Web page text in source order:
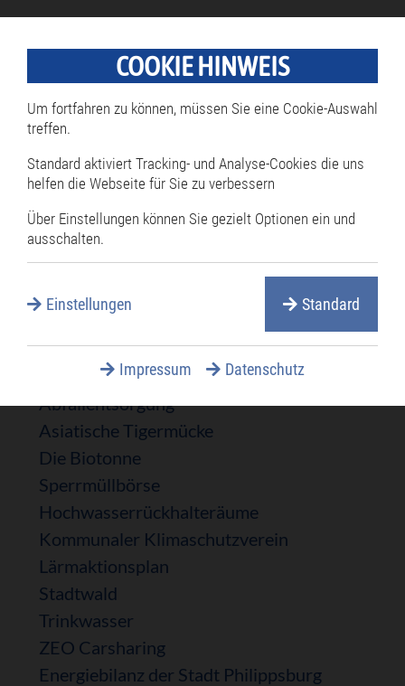
Bauleitplanung
Flächennutzungsplan
Bauliche
Grundstücksangebote
Gutachterausschuss
Bodenrichtwerte
Abfallentsorgung
Asiatische Tigermücke
Die Biotonne
Sperrmüllbörse
Hochwasserrückhalteräume
Kommunaler Klimaschutzverein
Lärmaktionsplan
Stadtwald
Trinkwasser
ZEO Carsharing
Energiebilanz der Stadt Philippsburg
COOKIE HINWEIS
Um fortfahren zu können, müssen Sie eine Cookie-Auswahl
treffen.
Standard aktiviert Tracking- und Analyse-Cookies die uns
helfen die Webseite für Sie zu verbessern
Über Einstellungen können Sie gezielt Optionen ein und
ausschalten.
Einstellungen Standard
Impressum Datenschutz